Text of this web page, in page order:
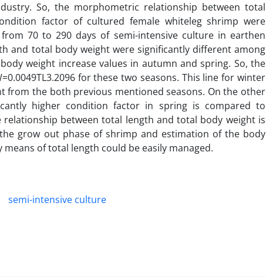
So, the morphometric relationship between total
factor of cultured female whiteleg shrimp were
70 to 290 days of semi-intensive culture in earthen
and total body weight were significantly different among
weight increase values in autumn and spring. So, the
for these two seasons. This line for winter
from the both previous mentioned seasons. On the other
higher condition factor in spring is compared to
between total length and total body weight is
grow out phase of shrimp and estimation of the body
of total length could be easily managed.
semi-intensive culture